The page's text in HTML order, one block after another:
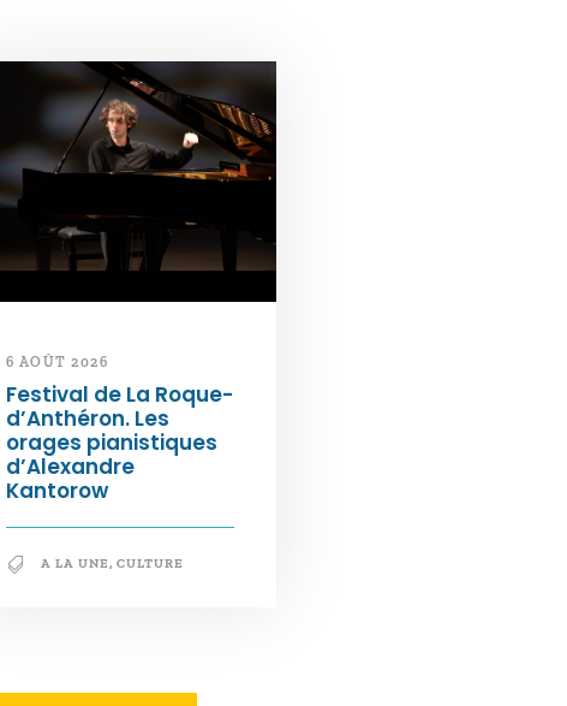
6 AOÛT 2026
Festival de La Roque-
d’Anthéron. Les
orages pianistiques
d’Alexandre
Kantorow
A LA UNE, CULTURE